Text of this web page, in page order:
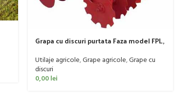
Grapa cu discuri purtata Faza model FPL,
Utilaje agricole,Grape agricole,Grape cu
discuri
0,00lei